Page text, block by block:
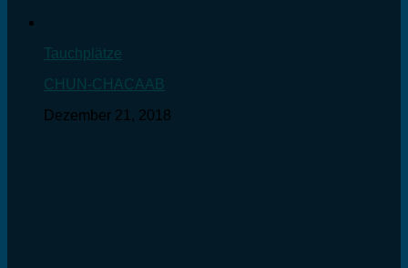
Tauchplätze
CHUN-CHACAAB
Dezember 21, 2018